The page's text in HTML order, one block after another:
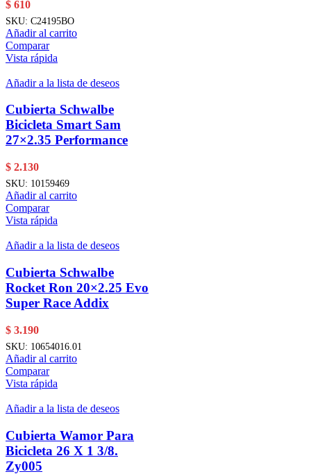
$ 610
SKU: C24195BO
Añadir al carrito
Comparar
Vista rápida
Añadir a la lista de deseos
Cubierta Schwalbe
Bicicleta Smart Sam
27×2.35 Performance
$ 2.130
SKU: 10159469
Añadir al carrito
Comparar
Vista rápida
Añadir a la lista de deseos
Cubierta Schwalbe
Rocket Ron 20×2.25 Evo
Super Race Addix
$ 3.190
SKU: 10654016.01
Añadir al carrito
Comparar
Vista rápida
Añadir a la lista de deseos
Cubierta Wamor Para
Bicicleta 26 X 1 3/8.
Zy005